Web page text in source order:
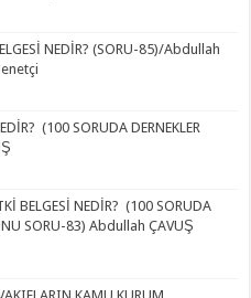
NEDİR? (SORU-85)/Abdullah
(100 SORUDA DERNEKLER
BELGESİ NEDİR? (100 SORUDA
SORU-83) Abdullah ÇAVUŞ